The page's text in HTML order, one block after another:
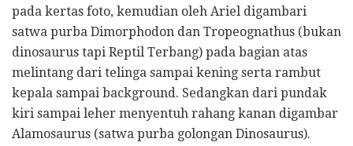
pada kertas foto, kemudian oleh Ariel digambari
satwa purba Dimorphodon dan Tropeognathus (bukan
dinosaurus tapi Reptil Terbang) pada bagian atas
melintang dari telinga sampai kening serta rambut
kepala sampai background. Sedangkan dari pundak
kiri sampai leher menyentuh rahang kanan digambar
Alamosaurus (satwa purba golongan Dinosaurus).